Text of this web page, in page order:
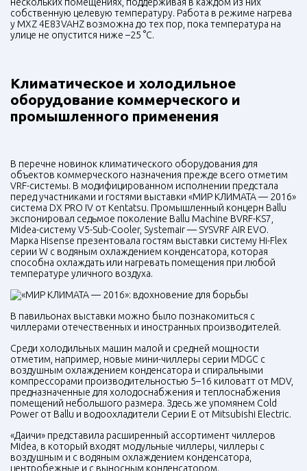
нескольких помещениях, поддерживая в каждом из них
собственную целевую температуру. Работа в режиме нагрева
у MXZ4E83VAHZ возможна до тех пор, пока температура на
улице не опустится ниже –25 °C.
Климатическое и холодильное
оборудование коммерческого и
промышленного применения
В перечне новинок климатического оборудования для
объектов коммерческого назначения прежде всего отметим
VRF-системы. В модифицированном исполнении предстала
перед участниками и гостями выставки «МИР КЛИМАТА — 2016»
система DX PRO IV от Kentatsu. Промышленный концерн Ballu
экспонировал седьмое поколение Ballu Machine BVRF-KS7,
Midea-систему V5-Sub-Cooler, Systemair — SYSVRFAIR EVO.
Марка Hisense презентовала гостям выставки систему Hi-Flex
серии W с водяным охлаждением конденсатора, которая
способна охлаждать или нагревать помещения при любой
температуре уличного воздуха.
В павильонах выставки можно было познакомиться с
чиллерами отечественных и иностранных производителей.
Среди холодильных машин малой и средней мощности
отметим, например, новые мини-чиллеры серии MDGC с
воздушным охлаждением конденсатора и спиральными
компрессорами производительностью 5–16 киловатт от MDV,
предназначенные для холодоснабжения и теплоснабжения
помещений небольшого размера. Здесь же упомянем Cold
Power от Ballu и водоохладители Серии Е от Mitsubishi Electric.
«Даичи» представила расширенный ассортимент чиллеров
Midea, в который входят модульные чиллеры, чиллеры с
воздушным и с водяным охлаждением конденсатора,
центробежные и с выносным конденсатором.